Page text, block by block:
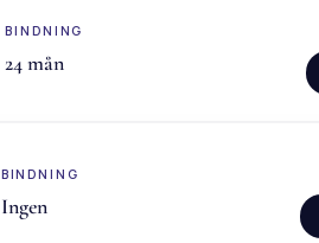
BINDNING
24 mån
BINDNING
Ingen